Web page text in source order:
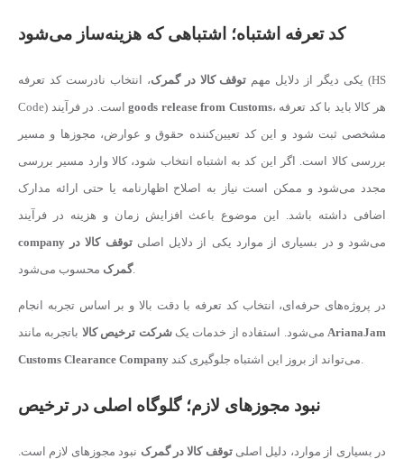
کد تعرفه اشتباه؛ اشتباهی که هزینه‌ساز می‌شود
یکی دیگر از دلایل مهم توقف کالا در گمرک، انتخاب نادرست کد تعرفه (HS
Code) است. در فرآیندgoods release from Customs، هر کالا باید با کد تعرفه
مشخصی ثبت شود و این کد تعیین‌کننده حقوق و عوارض، مجوزها و مسیر
بررسی کالا است. اگر این کد به اشتباه انتخاب شود، کالا وارد مسیر بررسی
مجدد می‌شود و ممکن است نیاز به اصلاح اظهارنامه یا حتی ارائه مدارک
اضافی داشته باشد. این موضوع باعث افزایش زمان و هزینه در فرآیند
company
می‌شود و در بسیاری از موارد یکی از دلایل اصلیتوقف کالا در
گمرکمحسوب می‌شود.
در پروژه‌های حرفه‌ای، انتخاب کد تعرفه با دقت بالا و بر اساس تجربه انجام
می‌شود. استفاده از خدمات یکشرکت ترخیص کالا باتجربه مانندArianaJam
Customs Clearance Company
می‌تواند از بروز این اشتباه جلوگیری کند.
نبود مجوزهای لازم؛ گلوگاه اصلی در ترخیص
در بسیاری از موارد، دلیل اصلیتوقف کالا در گمرک نبود مجوزهای لازم است.